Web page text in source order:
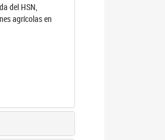
del HSN,
agrícolas en